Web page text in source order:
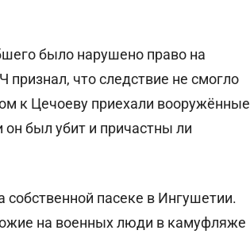
было нарушено право на
что следствие не смогло
к Цечоеву приехали вооружённые
был убит и причастны ли
собственной пасеке в Ингушетии.
на военных люди в камуфляже